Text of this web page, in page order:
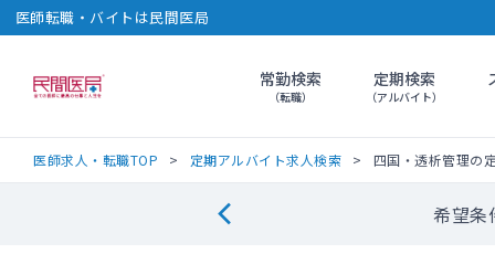
医師転職・バイトは民間医局
民間医局常勤検索
（転職）
定期検索
（アルバイト）
医師求人・転職TOP 定期アルバイト求人検索 四国・透析管理の
希望条